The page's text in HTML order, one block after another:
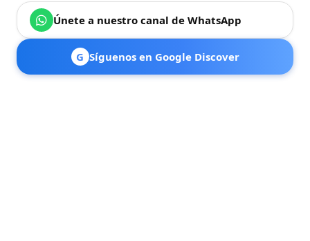
Únete a nuestro canal de WhatsApp
G Síguenos en Google Discover